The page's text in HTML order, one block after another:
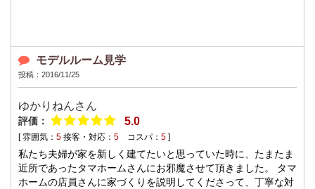
モデルルーム見学
投稿：2016/11/25
ゆかりねんさん
評価： 5.0
[ 雰囲気： 5 接客・対応： 5 コスパ： 5 ]
私たち夫婦が家を新しく建てたいと思っていた時に、たまたま
近所であったタマホームさんにお邪魔させて頂きました。 タマ
ホームの店員さんに家づくりを説明してくださって、丁寧な対